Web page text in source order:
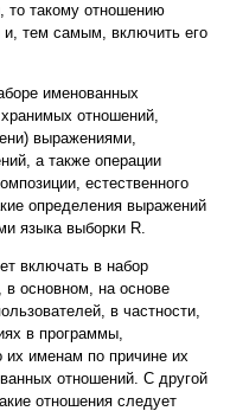
то такому отношению
и, тем самым, включить его
именованных
отношений,
выражениями,
а также операции
естественного
определения выражений
языка выборки R.
включать в набор
основном, на основе
в частности,
в программы,
именам по причине их
отношений. С другой
отношения следует